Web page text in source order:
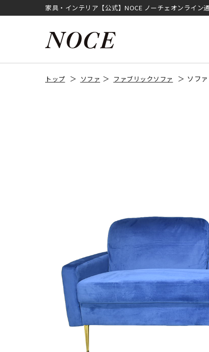
家具・インテリア【公式】NOCE ノーチェオンライン
トップ ソファ ファブリックソファ ソフ